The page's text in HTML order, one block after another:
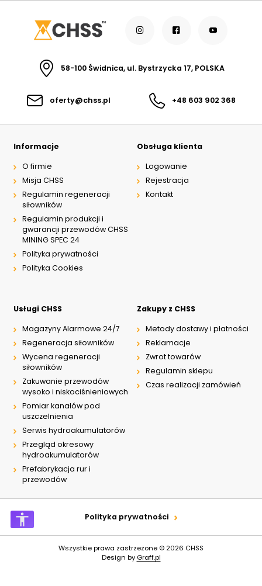
58-100 Świdnica, ul. Bystrzycka 17, POLSKA
oferty@chss.pl +48 603 902 368
Informacje
O firmie
Misja CHSS
Regulamin regeneracji
siłowników
Regulamin produkcji i
gwarancji przewodów CHSS
MINING SPEC 24
Polityka prywatności
Polityka Cookies
Obsługa klienta
Logowanie
Rejestracja
Kontakt
Usługi CHSS
Magazyny Alarmowe 24/7
Regeneracja siłowników
Wycena regeneracji
siłowników
Zakuwanie przewodów
wysoko i niskociśnieniowych
Pomiar kanałów pod
uszczelnienia
Serwis hydroakumulatorów
Przegląd okresowy
hydroakumulatorów
Prefabrykacja rur i
przewodów
Zakupy z CHSS
Metody dostawy i płatności
Reklamacje
Zwrot towarów
Regulamin sklepu
Czas realizacji zamówień
Polityka prywatności
Wszystkie prawa zastrzeżone © 2026 CHSS
Design by Graff.pl